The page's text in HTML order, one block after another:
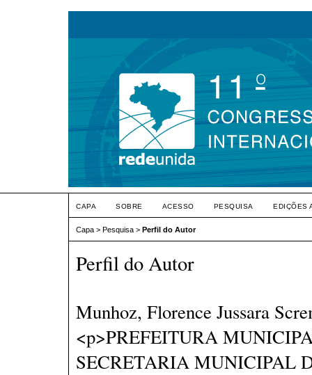
CAPA SOBRE ACESSO PESQUISA EDIÇÕES
Capa > Pesquisa > Perfil do Autor
Perfil do Autor
Munhoz, Florence Jussara
<p>PREFEITURA
SECRETARIA MUNICIPAL